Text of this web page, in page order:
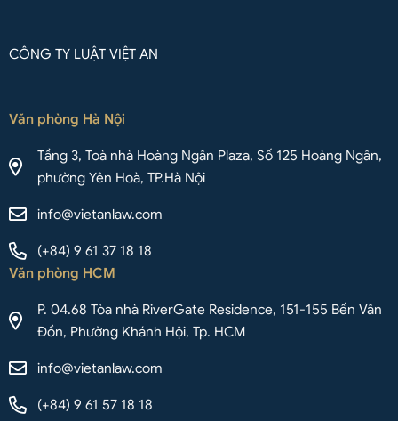
CÔNG TY LUẬT VIỆT AN
Văn phòng Hà Nội
Tầng 3, Toà nhà Hoàng Ngân Plaza, Số 125 Hoàng Ngân,
phường Yên Hoà, TP.Hà Nội
info@vietanlaw.com
(+84) 9 61 37 18 18
Văn phòng HCM
P. 04.68 Tòa nhà RiverGate Residence, 151-155 Bến Vân
Đồn, Phường Khánh Hội, Tp. HCM
info@vietanlaw.com
(+84) 9 61 57 18 18